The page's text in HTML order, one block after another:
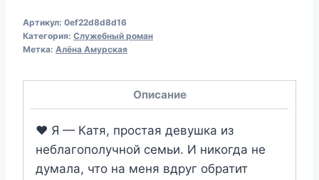
Артикул: 0ef22d8d8d16
Категория: Служебный роман
Метка: Алёна Амурская
Описание
❤️ Я — Катя, простая девушка из
неблагополучной семьи. И никогда не
думала, что на меня вдруг обратит